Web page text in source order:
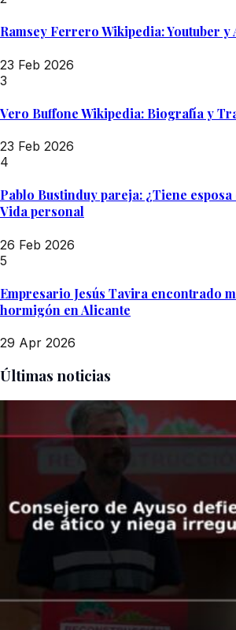
Ramsey Ferrero Wikipedia: Youtuber y
23 Feb 2026
3
Vero Buffone Wikipedia: Biografía y
23 Feb 2026
4
Pablo Bustinduy pareja: ¿Tiene
Vida personal
26 Feb 2026
5
Empresario Jesús Tavira encontrado
hormigón en Alicante
29 Apr 2026
Últimas noticias